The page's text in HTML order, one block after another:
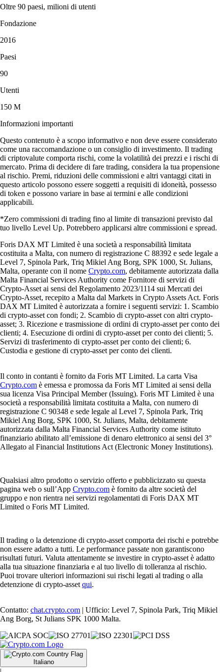
Oltre 90 paesi, milioni di utenti
Fondazione
2016
Paesi
90
Utenti
150 M
Informazioni importanti
Questo contenuto è a scopo informativo e non deve essere considerato
come una raccomandazione o un consiglio di investimento. Il trading
di criptovalute comporta rischi, come la volatilità dei prezzi e i rischi di
mercato. Prima di decidere di fare trading, considera la tua propensione
al rischio. Premi, riduzioni delle commissioni e altri vantaggi citati in
questo articolo possono essere soggetti a requisiti di idoneità, possesso
di token e possono variare in base ai termini e alle condizioni
applicabili.
*Zero commissioni di trading fino al limite di transazioni previsto dal
tuo livello Level Up. Potrebbero applicarsi altre commissioni e spread.
Foris DAX MT Limited è una società a responsabilità limitata
costituita a Malta, con numero di registrazione C 88392 e sede legale a
Level 7, Spinola Park, Triq Mikiel Ang Borg, SPK 1000, St. Julians,
Malta, operante con il nome Crypto.com, debitamente autorizzata dalla
Malta Financial Services Authority come Fornitore di servizi di
Crypto-Asset ai sensi del Regolamento 2023/1114 sui Mercati dei
Crypto-Asset, recepito a Malta dal Markets in Crypto Assets Act. Foris
DAX MT Limited è autorizzata a fornire i seguenti servizi: 1. Scambio
di crypto-asset con fondi; 2. Scambio di crypto-asset con altri crypto-
asset; 3. Ricezione e trasmissione di ordini di crypto-asset per conto dei
clienti; 4. Esecuzione di ordini di crypto-asset per conto dei clienti; 5.
Servizi di trasferimento di crypto-asset per conto dei clienti; 6.
Custodia e gestione di crypto-asset per conto dei clienti.
Il conto in contanti è fornito da Foris MT Limited. La carta Visa
Crypto.com è emessa e promossa da Foris MT Limited ai sensi della
sua licenza Visa Principal Member (Issuing). Foris MT Limited è una
società a responsabilità limitata costituita a Malta, con numero di
registrazione C 90348 e sede legale al Level 7, Spinola Park, Triq
Mikiel Ang Borg, SPK 1000, St. Julians, Malta, debitamente
autorizzata dalla Malta Financial Services Authority come istituto
finanziario abilitato all’emissione di denaro elettronico ai sensi del 3°
Allegato al Financial Institutions Act (Electronic Money Institutions).
Qualsiasi altro prodotto o servizio offerto e pubblicizzato su questa
pagina web o sull’App Crypto.com è fornito da altre società del
gruppo e non rientra nei servizi regolamentati di Foris DAX MT
Limited o Foris MT Limited.
Il trading o la detenzione di crypto-asset comporta dei rischi e potrebbe
non essere adatto a tutti. Le performance passate non garantiscono
risultati futuri. Valuta attentamente se investire in crypto-asset è adatto
alla tua situazione finanziaria e al tuo livello di tolleranza al rischio.
Puoi trovare ulteriori informazioni sui rischi legati al trading o alla
detenzione di crypto-asset qui.
Contatto: chat.crypto.com | Ufficio: Level 7, Spinola Park, Triq Mikiel
Ang Borg, St Julians SPK 1000 Malta.
Italiano